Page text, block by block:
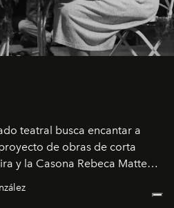
teatral busca encantar a
de obras de corta
y la Casona Rebeca Matte
que han albergado estas
escena son limpias; ponen el